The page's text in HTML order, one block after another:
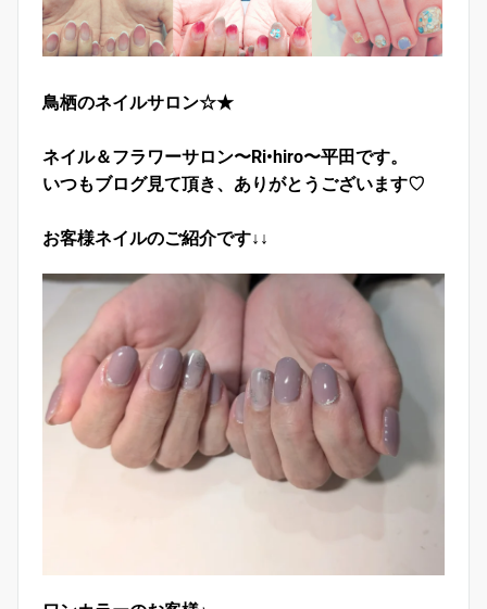
鳥栖のネイルサロン☆★
ネイル＆フラワーサロン〜Ri•hiro〜平田です。
いつもブログ見て頂き、ありがとうございます♡
お客様ネイルのご紹介です↓↓